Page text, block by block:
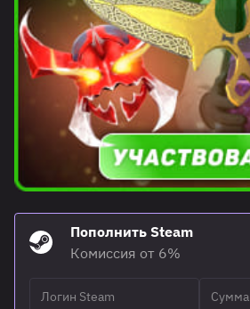
Пополнить Steam
Комиссия от 6%